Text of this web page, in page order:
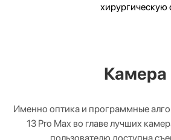
хирургическую
Камера
Именно оптика и программные
13 Pro Max во главе лучших